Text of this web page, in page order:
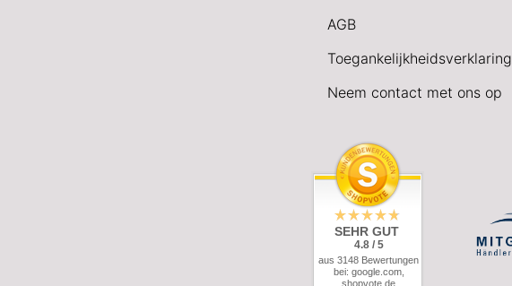
AGB
Toegankelijkheidsverklaring
Neem contact met ons op
SEHR GUT
4.8 / 5
aus 3148 Bewertungen
bei: google.com,
shopvote.de